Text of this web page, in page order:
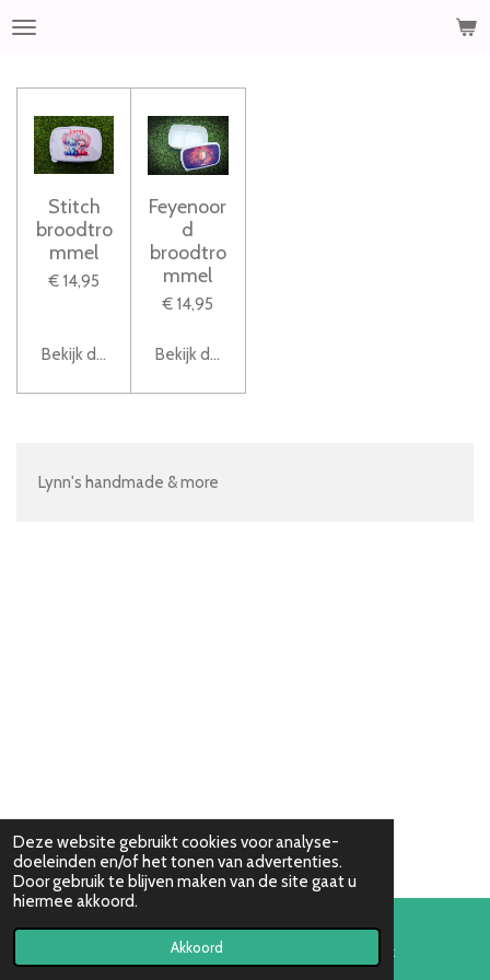
Deze website gebruikt cookies voor analyse-
doeleinden en/of het tonen van advertenties.
Door gebruik te blijven maken van de site gaat u
hiermee akkoord.
Akkoord
Ga
de
hoofdinhoud
Stitch
broodtro
mmel
€ 14,95
Bekijk details
Feyenoor
d
broodtro
mmel
€ 14,95
Bekijk details
Lynn's handmade & more
Facebook